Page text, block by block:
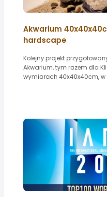
Akwarium
hardscape
Kolejny projekt
Akwarium, tym razem dla
wymiarach 40x40x40cm, w